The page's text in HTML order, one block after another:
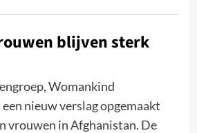
blijven sterk
Womankind
nieuw verslag opgemaakt
vrouwen in Afghanistan. De